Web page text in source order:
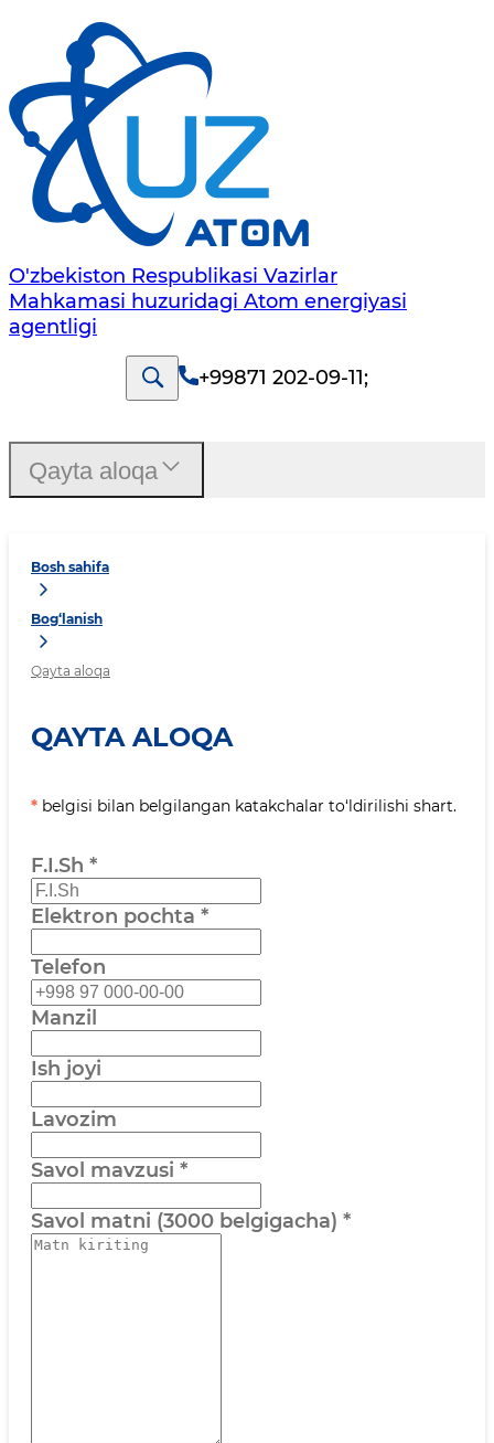
O'zbekiston Respublikasi Vazirlar
Mahkamasi huzuridagi Atom energiyasi
agentligi
+99871 202-09-11;
Bosh sahifa
Bog‘lanish
Qayta aloqa
QAYTA ALOQA
* belgisi bilan belgilangan katakchalar to‘ldirilishi shart.
F.I.Sh *
Elektron pochta *
Telefon
Manzil
Ish joyi
Lavozim
Savol mavzusi *
Savol matni (3000 belgigacha) *
Qayta aloqa